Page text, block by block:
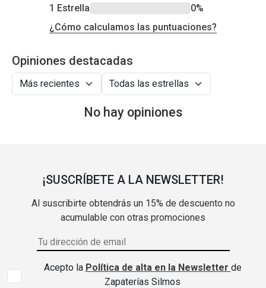
1 Estrella
0%
¿Cómo calculamos las puntuaciones?
Opiniones destacadas
No hay opiniones
¡SUSCRÍBETE A LA NEWSLETTER!
Al suscribirte obtendrás un 15% de descuento no
acumulable con otras promociones
Acepto la Política de alta en la Newsletter de
Zapaterías Silmos